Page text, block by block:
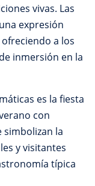
vivas. Las
expresión
a los
inmersión en la
es la fiesta
con
la
y visitantes
típica